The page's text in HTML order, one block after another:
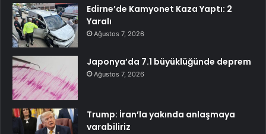
Edirne’de Kamyonet Kaza Yaptı: 2
Yaralı
Ağustos 7, 2026
Japonya’da 7.1 büyüklüğünde deprem
Ağustos 7, 2026
Trump: İran’la yakında anlaşmaya
varabiliriz